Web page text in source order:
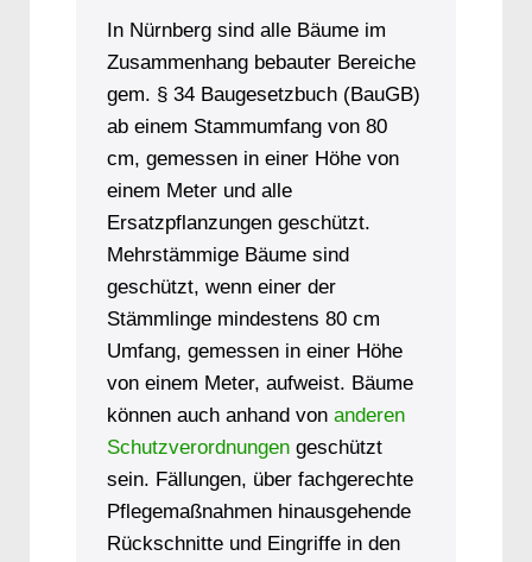
In Nürnberg sind alle Bäume im
Zusammenhang bebauter Bereiche
gem. § 34 Baugesetzbuch (BauGB)
ab einem Stammumfang von 80
cm, gemessen in einer Höhe von
einem Meter und alle
Ersatzpflanzungen geschützt.
Mehrstämmige Bäume sind
geschützt, wenn einer der
Stämmlinge mindestens 80 cm
Umfang, gemessen in einer Höhe
von einem Meter, aufweist. Bäume
können auch anhand von anderen
Schutzverordnungengeschützt
sein. Fällungen, über fachgerechte
Pflegemaßnahmen hinausgehende
Rückschnitte und Eingriffe in den